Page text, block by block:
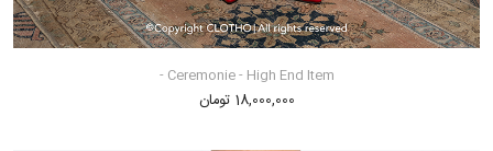
Ceremonie - High End Item -
18,000,000 تومان